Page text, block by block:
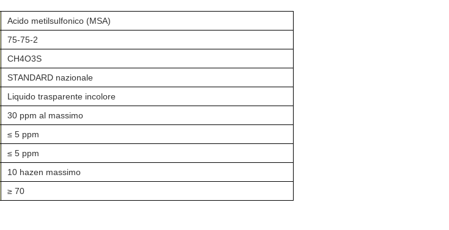
Acido metilsulfonico (MSA)
75-75-2
CH4O3S
STANDARD nazionale
Liquido trasparente incolore
30 ppm al massimo
≤ 5 ppm
≤ 5 ppm
10 hazen massimo
≥ 70